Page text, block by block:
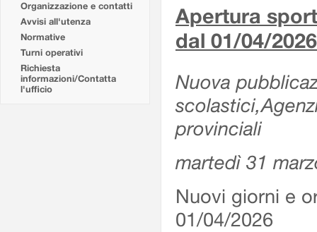
Organizzazione e contatti
Avvisi all'utenza
Normative
Turni operativi
Richiesta
informazioni/Contatta
l'ufficio
Apertura
dal 01/04/2026
Nuova
provinciali
martedì 31
Nuovi giorni e
01/04/2026